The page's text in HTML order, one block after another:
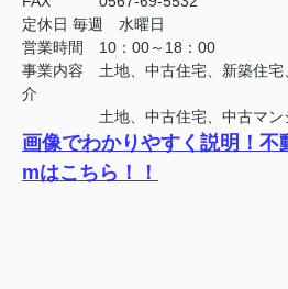
定休日 毎週 水曜日
営業時間 10：00～18：00
事業内容 土地、中古住宅、新築住宅
介
土地、中古住宅、中古マンシ
画像でわかりやすく説明！
mはこちら！！